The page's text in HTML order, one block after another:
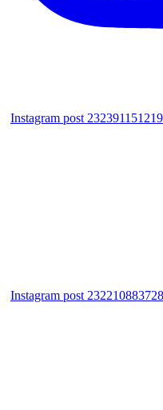
Instagram post
Instagram post